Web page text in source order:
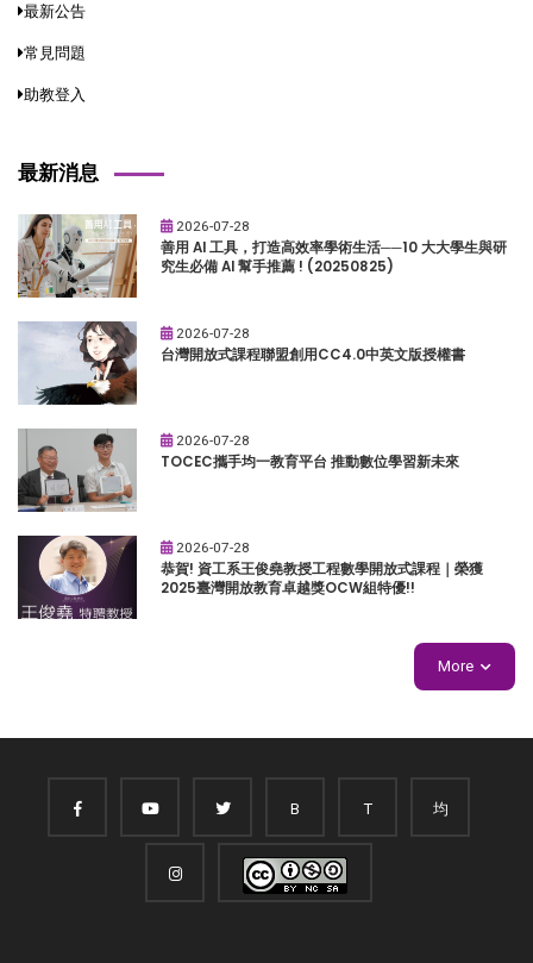
最新公告
常見問題
助教登入
最新消息
2026-07-28
善用 AI 工具，打造高效率學術生活──10 大大學生與研
究生必備 AI 幫手推薦 ! (20250825)
2026-07-28
台灣開放式課程聯盟創用CC4.0中英文版授權書
2026-07-28
TOCEC攜手均一教育平台 推動數位學習新未來
2026-07-28
恭賀! 資工系王俊堯教授工程數學開放式課程｜榮獲
2025臺灣開放教育卓越獎OCW組特優!!
More
B T 均